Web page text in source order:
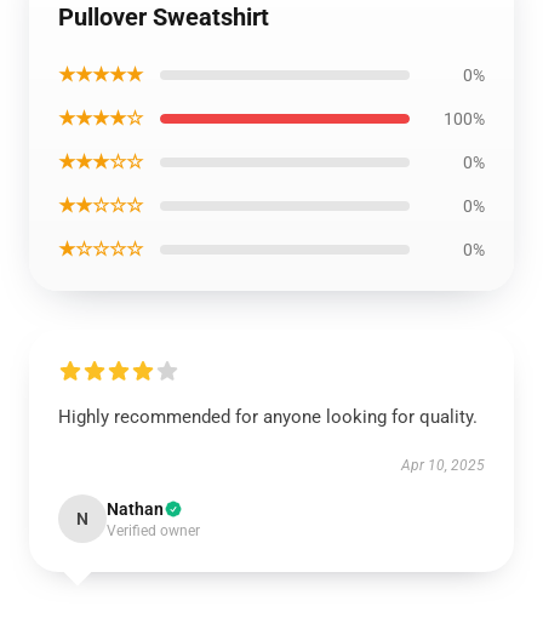
Pullover Sweatshirt
★★★★★ 0%
★★★★☆ 100%
★★★☆☆ 0%
★★☆☆☆ 0%
★☆☆☆☆ 0%
Highly recommended for anyone looking for quality.
Apr 10, 2025
N Nathan
Verified owner